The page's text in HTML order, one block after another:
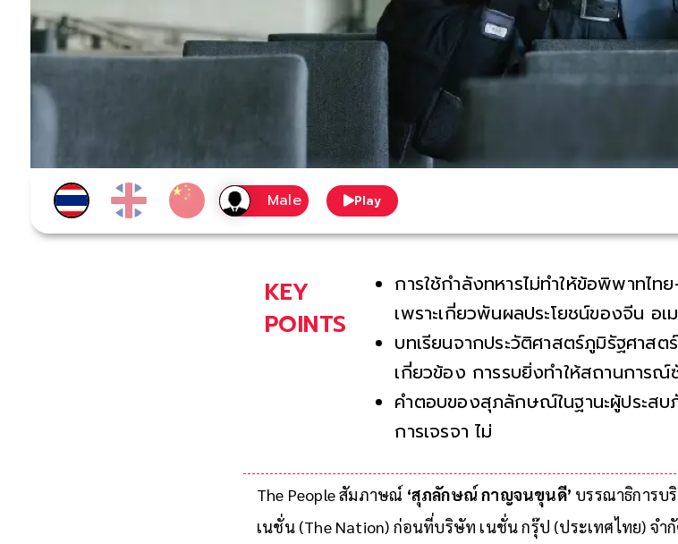
Play
KEY
POINTS
การใช้กำลังทหารไม่ทำให้ข้อพิพาทไ
เพราะเกี่ยวพันผลประโยชน์ของจีน อเ
บทเรียนจากประวัติศาสตร์ภูมิรัฐศาสต
เกี่ยวข้อง การรบยิ่งทำให้สถานการณ์
คำตอบของสุภลักษณ์ในฐานะผู้ประส
การเจรจา ไม่ใช่การยิงตอบโต้
The People สัมภาษณ์ ‘สุภลักษณ์ กาญจนขุนดี’ บรรณาธิการบ
เนชั่น (The Nation) ก่อนที่บริษัท เนชั่น กรุ๊ป (ประเทศไทย) จ